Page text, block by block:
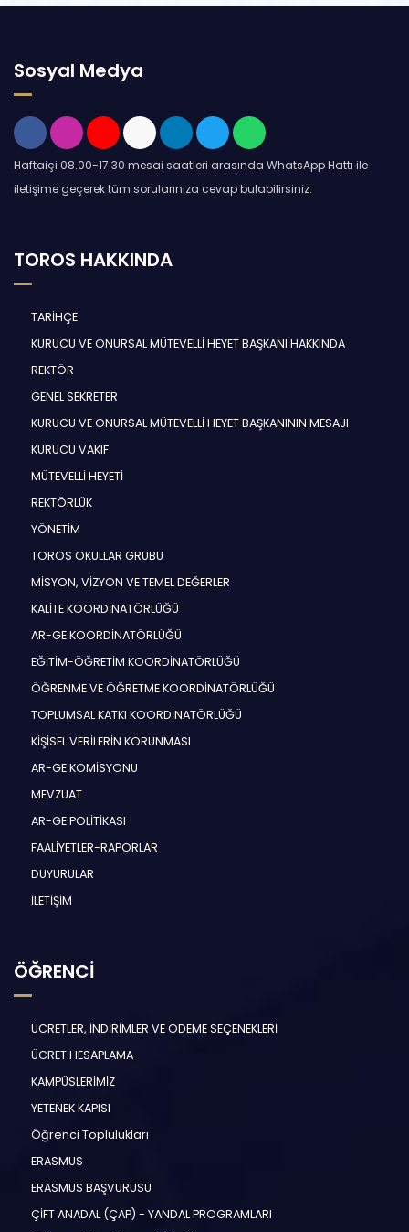
Sosyal Medya
Haftaiçi 08.00-17.30 mesai saatleri arasında WhatsApp Hattı ile
iletişime geçerek tüm sorularınıza cevap bulabilirsiniz.
TOROS HAKKINDA
TARİHÇE
KURUCU VE ONURSAL MÜTEVELLİ HEYET BAŞKANI HAKKINDA
REKTÖR
GENEL SEKRETER
KURUCU VE ONURSAL MÜTEVELLİ HEYET BAŞKANININ MESAJI
KURUCU VAKIF
MÜTEVELLİ HEYETİ
REKTÖRLÜK
YÖNETİM
TOROS OKULLAR GRUBU
MİSYON, VİZYON VE TEMEL DEĞERLER
KALİTE KOORDİNATÖRLÜĞÜ
AR-GE KOORDİNATÖRLÜĞÜ
EĞİTİM-ÖĞRETİM KOORDİNATÖRLÜĞÜ
ÖĞRENME VE ÖĞRETME KOORDİNATÖRLÜĞÜ
TOPLUMSAL KATKI KOORDİNATÖRLÜĞÜ
KİŞİSEL VERİLERİN KORUNMASI
AR-GE KOMİSYONU
MEVZUAT
AR-GE POLİTİKASI
FAALİYETLER-RAPORLAR
DUYURULAR
İLETİŞİM
ÖĞRENCİ
ÜCRETLER, İNDİRİMLER VE ÖDEME SEÇENEKLERİ
ÜCRET HESAPLAMA
KAMPÜSLERİMİZ
YETENEK KAPISI
Öğrenci Toplulukları
ERASMUS
ERASMUS BAŞVURUSU
ÇİFT ANADAL (ÇAP) - YANDAL PROGRAMLARI